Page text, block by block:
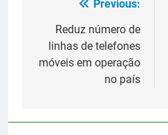
Navegação
Post
Previous:
Reduz número de
linhas de telefones
móveis em operação
no país